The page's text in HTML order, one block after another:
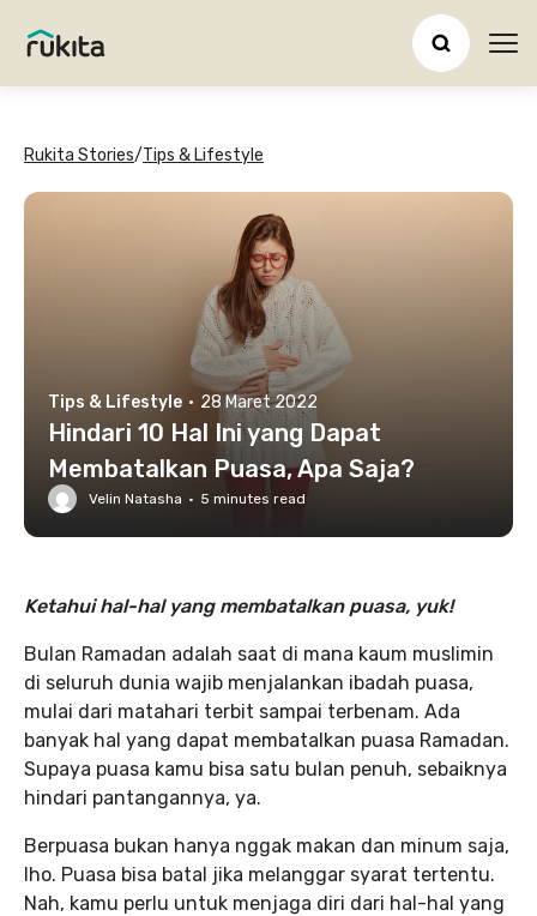
Rukita Stories/Tips & Lifestyle
Tips & Lifestyle · 28 Maret 2022
Hindari 10 Hal Ini yang Dapat
Membatalkan Puasa, Apa Saja?
Velin Natasha · 5 minutes read
Ketahui hal-hal yang membatalkan puasa, yuk!
Bulan Ramadan adalah saat di mana kaum muslimin
di seluruh dunia wajib menjalankan ibadah puasa,
mulai dari matahari terbit sampai terbenam. Ada
banyak hal yang dapat membatalkan puasa Ramadan.
Supaya puasa kamu bisa satu bulan penuh, sebaiknya
hindari pantangannya, ya.
Berpuasa bukan hanya nggak makan dan minum saja,
lho. Puasa bisa batal jika melanggar syarat tertentu.
Nah, kamu perlu untuk menjaga diri dari hal-hal yang